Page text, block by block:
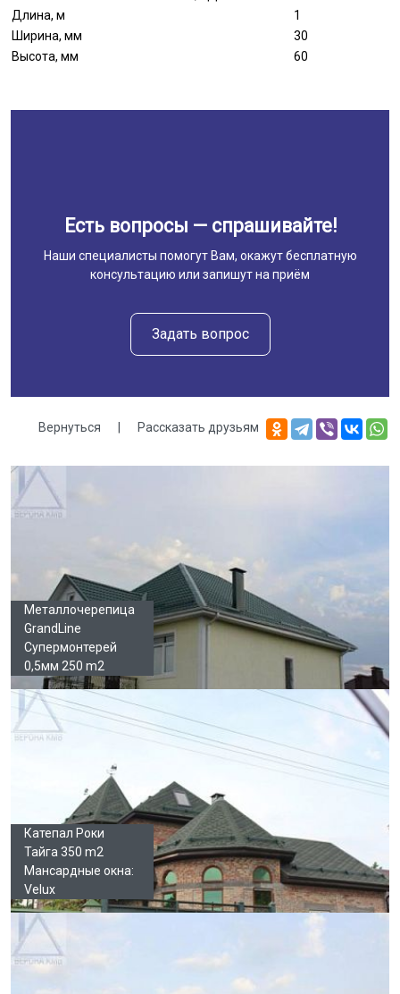
Длина, м
1
Ширина, мм
30
Высота, мм
60
Есть вопросы — спрашивайте!
Наши специалисты помогут Вам, окажут бесплатную
консультацию или запишут на приём
Задать вопрос
Вернуться | Рассказать друзьям
Галерея
Металлочерепица
GrandLine
Супермонтерей
0,5мм 250 m2
Катепал Роки
Тайга 350 m2
Мансардные окна:
Velux